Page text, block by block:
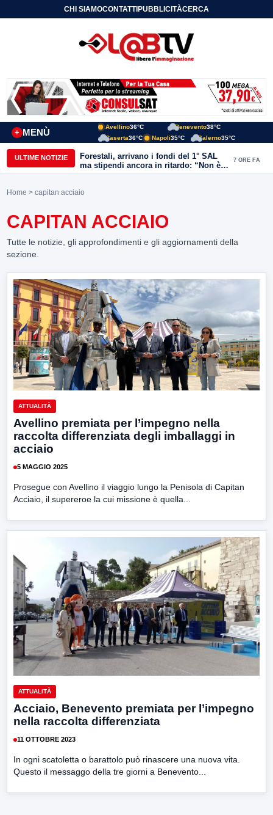
CHI SIAMOCONTATTIPUBBLICITÀCERCA
MENÙ
+
Avellino36°C Benevento38°C
Caserta36°C Napoli35°C Salerno35°C
ULTIME NOTIZIE
Forestali, arrivano i fondi del 1° SAL
ma stipendi ancora in ritardo: “Non è
più sostenibile”
7 ORE FA
Home > capitan acciaio
CAPITAN ACCIAIO
Tutte le notizie, gli approfondimenti e gli aggiornamenti della
sezione.
ATTUALITÀ
Avellino premiata per l’impegno nella
raccolta differenziata degli imballaggi in
acciaio
5 MAGGIO 2025
Prosegue con Avellino il viaggio lungo la Penisola di Capitan
Acciaio, il supereroe la cui missione è quella...
ATTUALITÀ
Acciaio, Benevento premiata per l’impegno
nella raccolta differenziata
11 OTTOBRE 2023
In ogni scatoletta o barattolo può rinascere una nuova vita.
Questo il messaggo della tre giorni a Benevento...